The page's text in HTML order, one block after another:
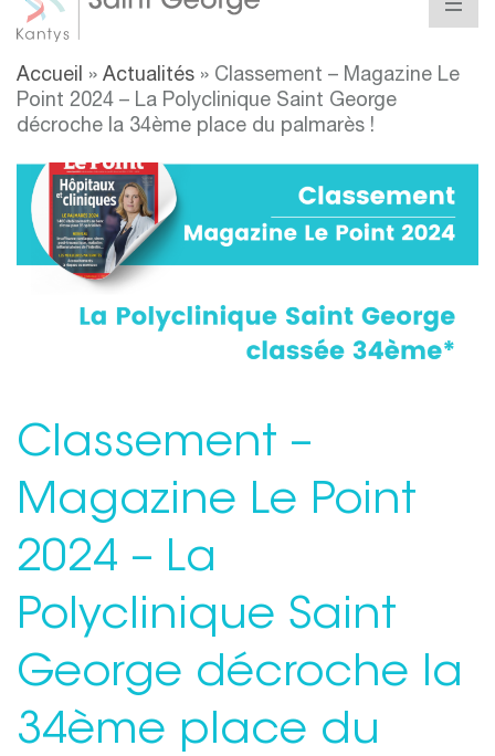
Accueil » Actualités » Classement – Magazine Le
Point 2024 – La Polyclinique Saint George
décroche la 34ème place du palmarès !
Classement –
Magazine Le Point
2024 – La
Polyclinique Saint
George décroche la
34ème place du